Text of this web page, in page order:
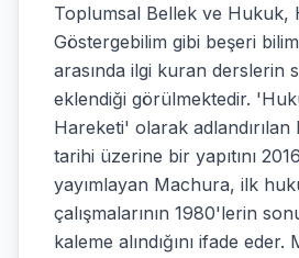
Toplumsal Bellek ve Hukuk,
Göstergebilim gibi beşeri
arasında ilgi kuran derslerin
eklendiği görülmektedir.
Hareketi' olarak adlandırılan
tarihi üzerine bir yapıtını
yayımlayan Machura, ilk
çalışmalarının 1980'lerin
kaleme alındığını ifade